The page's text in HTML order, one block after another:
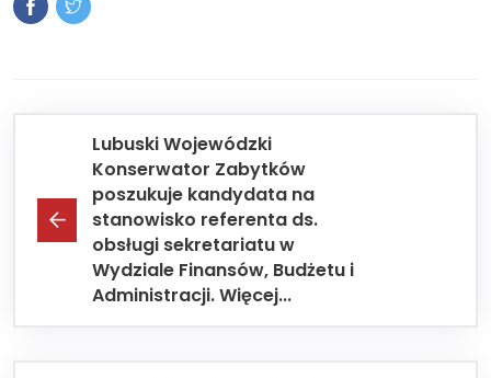
Lubuski Wojewódzki
Konserwator Zabytków
poszukuje kandydata na
stanowisko referenta ds.
obsługi sekretariatu w
Wydziale Finansów, Budżetu i
Administracji. Więcej...